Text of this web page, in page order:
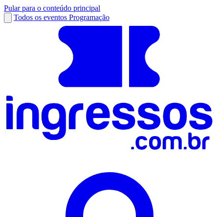
Pular para o conteúdo principal
Todos os eventos Programação